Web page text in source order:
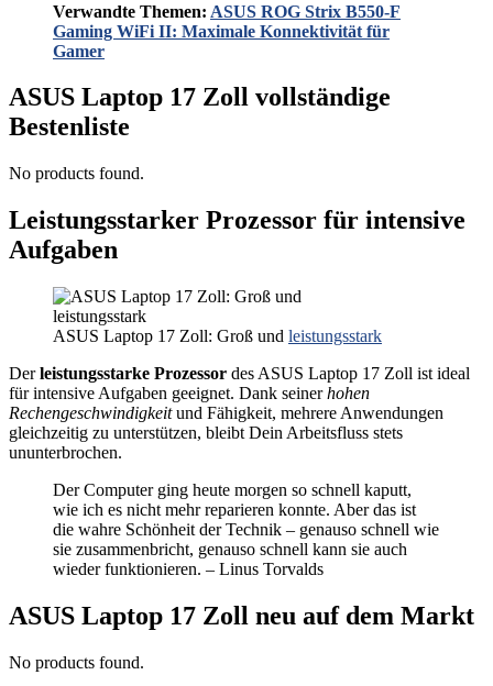
Verwandte Themen: ASUS ROG Strix B550-F
Gaming WiFi II: Maximale Konnektivität für
Gamer
ASUS Laptop 17 Zoll vollständige
Bestenliste
No products found.
Leistungsstarker Prozessor für intensive
Aufgaben
ASUS Laptop 17 Zoll: Groß und leistungsstark
Derleistungsstarke Prozessor des ASUS Laptop 17 Zoll ist ideal
für intensive Aufgaben geeignet. Dank seinerhohen
Rechengeschwindigkeitund Fähigkeit, mehrere Anwendungen
gleichzeitig zu unterstützen, bleibt Dein Arbeitsfluss stets
ununterbrochen.
Der Computer ging heute morgen so schnell kaputt,
wie ich es nicht mehr reparieren konnte. Aber das ist
die wahre Schönheit der Technik – genauso schnell wie
sie zusammenbricht, genauso schnell kann sie auch
wieder funktionieren. – Linus Torvalds
ASUS Laptop 17 Zoll neu auf dem Markt
No products found.